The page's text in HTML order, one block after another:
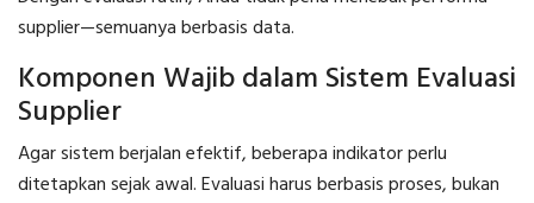
supplier—semuanya berbasis data.
Komponen Wajib dalam Sistem Evaluasi
Supplier
Agar sistem berjalan efektif, beberapa indikator perlu
ditetapkan sejak awal. Evaluasi harus berbasis proses, bukan